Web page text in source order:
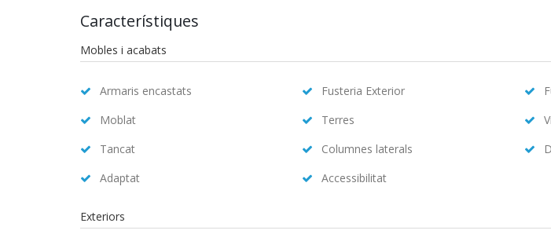
Característiques
Mobles i acabats
Armaris encastats Fusteria Exterior
Moblat
Terres
Tancat
Columnes laterals
Adaptat
Accessibilitat
Exteriors